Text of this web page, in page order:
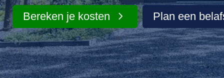
Tekening nokverhoging
Tekening vergunning
Ontwerptekening
Verkooptekening
Bestektekeningen
Bereken je kosten Plan een